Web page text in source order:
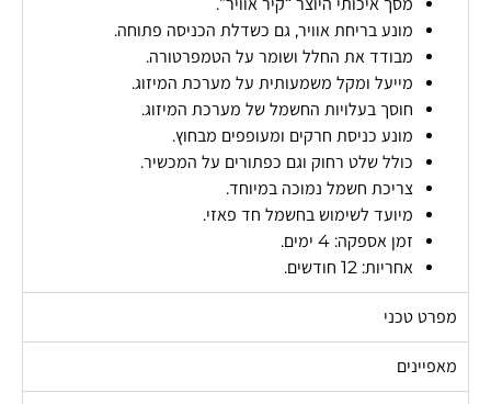
מסך איכותי היוצר “קיר אוויר”.
מונע בריחת אוויר, גם כשדלת הכניסה פתוחה.
מבודד את החלל ושומר על הטמפרטורה.
מייעל ומקל משמעותית על מערכת המיזוג.
חוסך בעלויות החשמל של מערכת המיזוג.
מונע כניסת חרקים ומעופפים מבחוץ.
כולל שלט רחוק וגם כפתורים על המכשיר.
צריכת חשמל נמוכה במיוחד.
מיועד לשימוש בחשמל חד פאזי.
זמן אספקה: 4 ימים.
אחריות: 12 חודשים.
מפרט טכני
מאפיינים